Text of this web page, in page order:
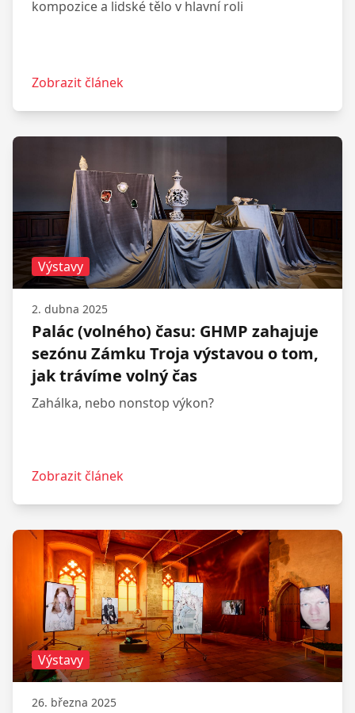
kompozice a lidské tělo v hlavní roli
Zobrazit článek
Výstavy
2. dubna 2025
Palác (volného) času: GHMP zahajuje
sezónu Zámku Troja výstavou o tom,
jak trávíme volný čas
Zahálka, nebo nonstop výkon?
Zobrazit článek
Výstavy
26. března 2025